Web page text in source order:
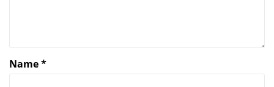
Name*